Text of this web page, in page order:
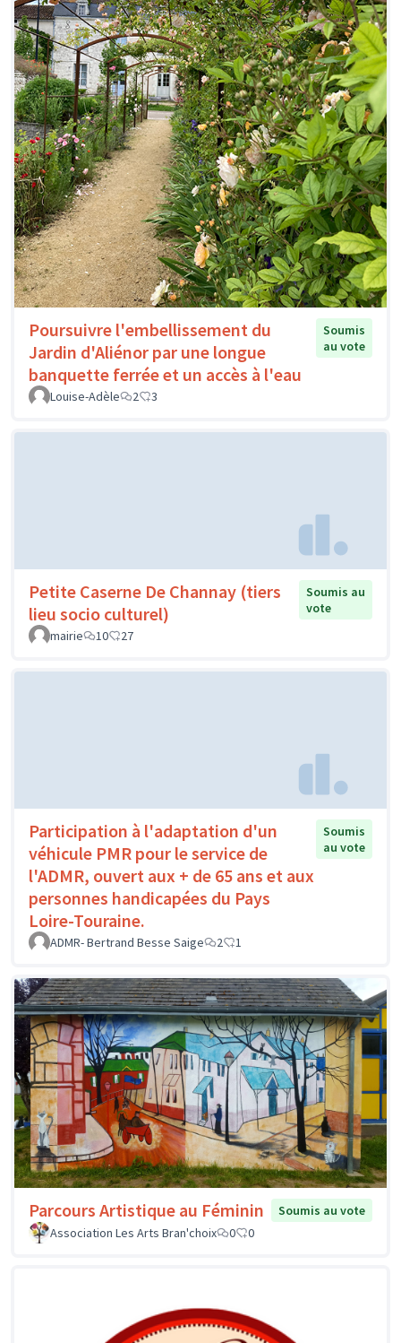
Poursuivre l'embellissement du
Jardin d'Aliénor par une longue
banquette ferrée et un accès à l'eau
Soumis
au vote
Louise-Adèle 2 3
Petite Caserne De Channay (tiers
lieu socio culturel)
Soumis au
vote
mairie
10 27
Participation à l'adaptation d'un
véhicule PMR pour le service de
l'ADMR, ouvert aux + de 65 ans et aux
personnes handicapées du Pays
Loire-Touraine.
Soumis
au vote
ADMR- Bertrand Besse Saige 2 1
Parcours Artistique au Féminin
Soumis au vote
Association Les Arts Bran'choix
0 0